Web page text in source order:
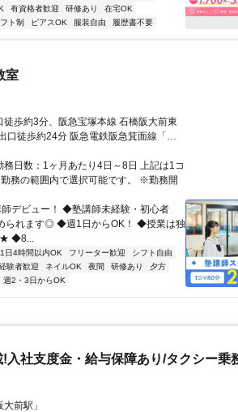
有資格者歓迎 研修あり
在宅OK
ト制 ピアスOK 服装自由 履歴書不要
室
歩約3分、阪急宝塚本線 石橋阪大前東
口徒歩約24分 阪急電鉄阪急箕面線「石
日数：1ヶ月あたり4日～8日 上記は1コ
務の範囲内で選択可能です。 ※勤務開
デビュー！ ◆塾講師未経験・初心者
られます◎ ◆週1日からOK！ ◆授業は独
★ ◆8...
1日4時間以内OK フリーター歓迎
シフト自由
験者歓迎 ネイルOK 夜間 研修あり
夕方
週2・3日からOK
社支度金・給与保障あり/タクシー乗
大前駅」